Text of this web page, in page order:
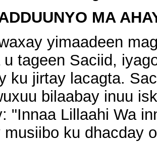
MA
yimaadeen
tageen Saciid,
ku jirtay lacagta.
bilaabay inuu
"Innaa Lillaahi Wa
musiibo ku dhacday